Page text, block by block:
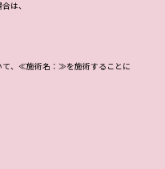
は、
、≪施術名：≫を施術することに